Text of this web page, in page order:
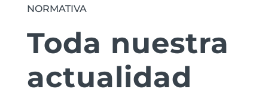
NORMATIVA
Toda nuestra
actualidad